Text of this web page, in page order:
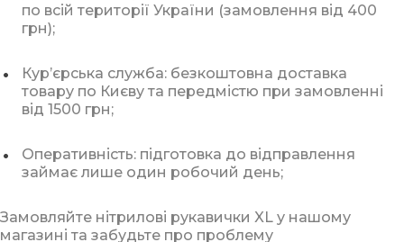
по всій території України (замовлення від 400
грн);
Курʼєрська служба: безкоштовна доставка
товару по Києву та передмістю при замовленні
від 1500 грн;
Оперативність: підготовка до відправлення
займає лише один робочий день;
Замовляйте нітрилові рукавички XL у нашому
магазині та забудьте про проблему